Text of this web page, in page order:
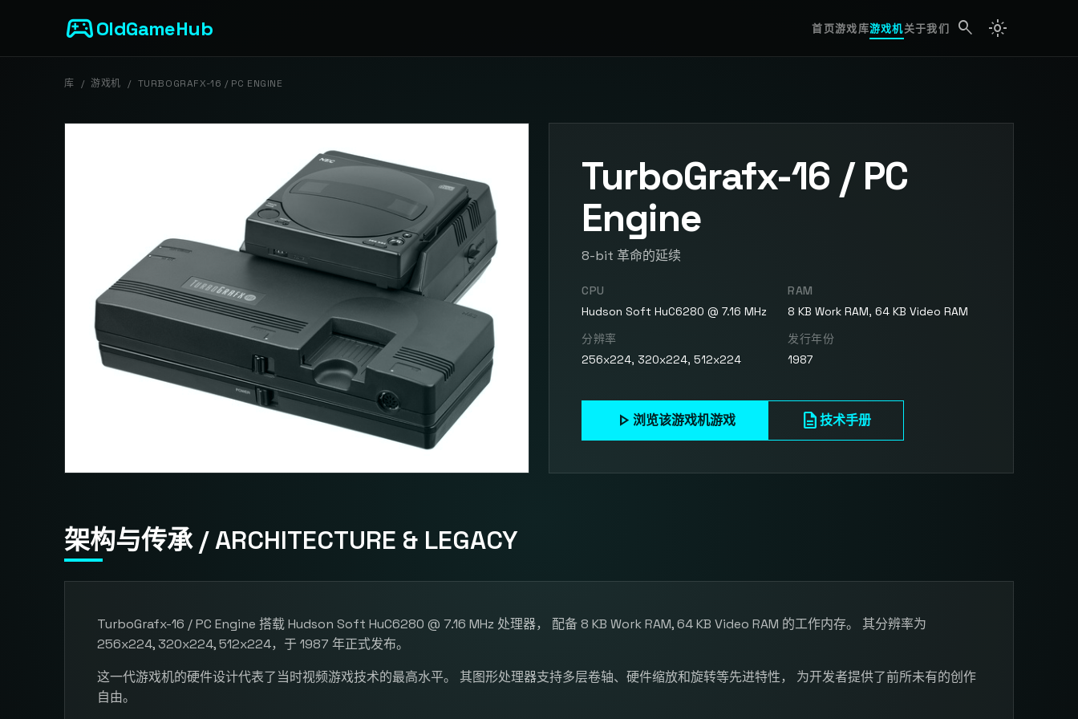
sports_esportsOldGameHub 首页游戏库游戏机关于我们 search light_mode
库 / 游戏机 / TURBOGRAFX-16 / PC ENGINE
TurboGrafx-16 / PC
Engine
8-bit 革命的延续
CPU
Hudson Soft HuC6280 @ 7.16 MHz
RAM
8 KB Work RAM, 64 KB Video RAM
分辨率
256x224, 320x224, 512x224
发行年份
1987
play_arrow 浏览该游戏机游戏 description技术手册
架构与传承 / ARCHITECTURE & LEGACY
TurboGrafx-16 / PC Engine 搭载 Hudson Soft HuC6280 @ 7.16 MHz 处理器， 配备 8 KB Work RAM, 64 KB Video RAM 的工作内存。 其分辨率为
256x224, 320x224, 512x224，于 1987 年正式发布。
这一代游戏机的硬件设计代表了当时视频游戏技术的最高水平。 其图形处理器支持多层卷轴、硬件缩放和旋转等先进特性， 为开发者提供了前所未有的创作
自由。